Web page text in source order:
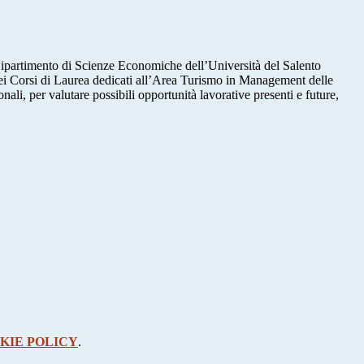
di Scienze Economiche dell’Università del Salento
Corsi di Laurea dedicati all’Area Turismo in Management delle
per valutare possibili opportunità lavorative presenti e future,
POLICY.